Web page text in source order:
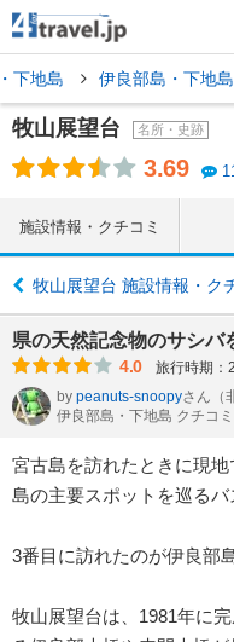
下地島 伊良部島・下地
牧山展望台 名所・史跡
3.69
施設情報・クチコミ
牧山展望台 施設情報・ク
県の天然記念物のサシバ
4.0
旅行時期：
by peanuts-snoopyさん （
伊良部島・下地島 クチコ
宮古島を訪れたときに現
島の主要スポットを巡るバ
3番目に訪れたのが伊良部
牧山展望台は、1981年に